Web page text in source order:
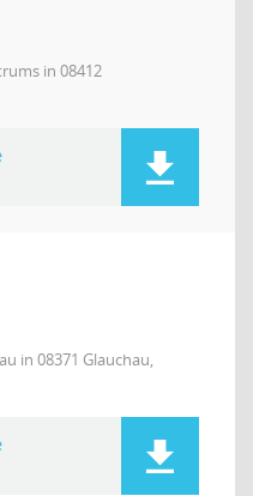
in 08412
in 08371 Glauchau,